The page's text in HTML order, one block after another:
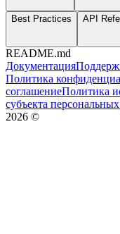
Best Practices API
README.md
Документация
Политика
соглашениеПолитика
субъекта
2026 ©